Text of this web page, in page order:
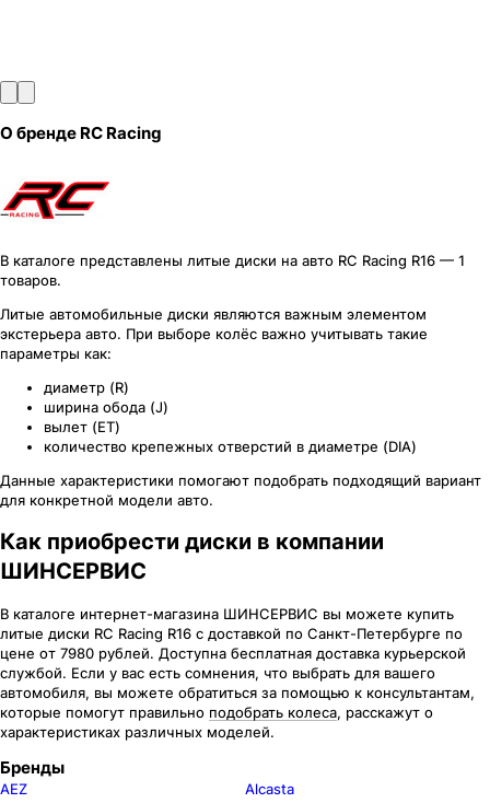
О бренде RC Racing
В каталоге представлены литые диски на авто RC Racing R16 — 1
товаров.
Литые автомобильные диски являются важным элементом
экстерьера авто. При выборе колёс важно учитывать такие
параметры как:
диаметр (R)
ширина обода (J)
вылет (ET)
количество крепежных отверстий в диаметре (DIA)
Данные характеристики помогают подобрать подходящий вариант
для конкретной модели авто.
Как приобрести диски в компании
ШИНСЕРВИС
В каталоге интернет-магазина ШИНСЕРВИС вы можете купить
литые диски RC Racing R16 c доставкой по Санкт-Петербурге по
цене от 7980 рублей. Доступна бесплатная доставка курьерской
службой. Если у вас есть сомнения, что выбрать для вашего
автомобиля, вы можете обратиться за помощью к консультантам,
которые помогут правильно подобрать колеса, расскажут о
характеристиках различных моделей.
Бренды
AEZ
Alcasta